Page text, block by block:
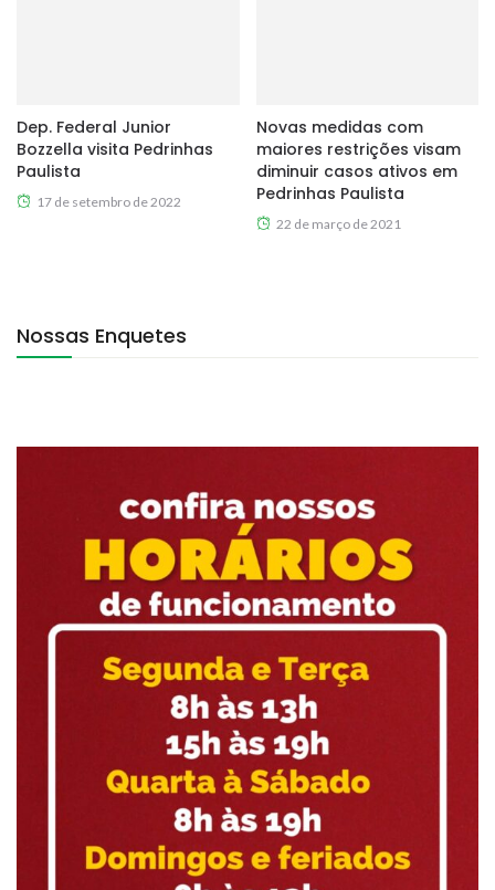
Dep. Federal Junior
Bozzella visita Pedrinhas
Paulista
17 de setembro de 2022
Novas medidas com
maiores restrições visam
diminuir casos ativos em
Pedrinhas Paulista
22 de março de 2021
Nossas Enquetes